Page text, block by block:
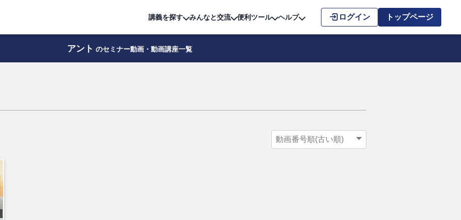
講義を探す みんなと交流 便利ツール ヘルプ ログイン トップページ
アント のセミナー動画・動画講座一覧